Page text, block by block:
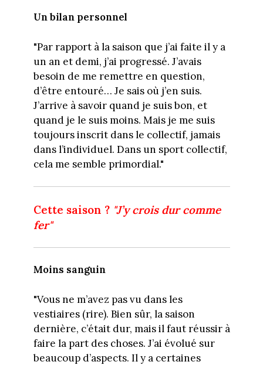
Un bilan personnel
"Par rapport à la saison que j’ai faite il y a
un an et demi, j’ai progressé. J’avais
besoin de me remettre en question,
d’être entouré… Je sais où j’en suis.
J’arrive à savoir quand je suis bon, et
quand je le suis moins. Mais je me suis
toujours inscrit dans le collectif, jamais
dans l’individuel. Dans un sport collectif,
cela me semble primordial."
Cette saison ? "J’y crois dur comme
fer"
Moins sanguin
"Vous ne m’avez pas vu dans les
vestiaires (rire). Bien sûr, la saison
dernière, c’était dur, mais il faut réussir à
faire la part des choses. J’ai évolué sur
beaucoup d’aspects. Il y a certaines